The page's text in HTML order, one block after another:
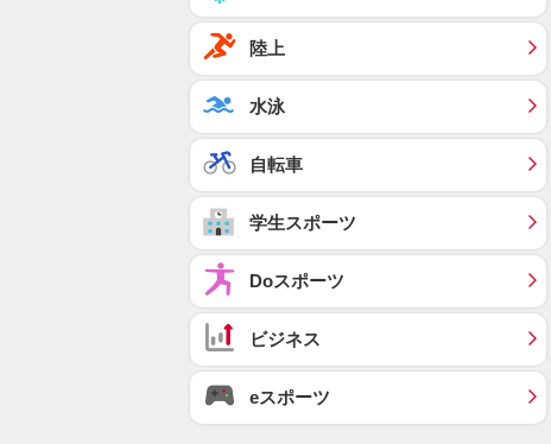
陸上
水泳
自転車
学生スポーツ
Doスポーツ
ビジネス
eスポーツ